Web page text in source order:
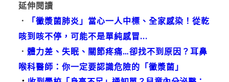
延伸閱讀
．
「黴漿菌肺炎」當心一人中標、全家感染！從乾
咳到咳不停，可能不是單純感冒...
． 體力差、失眠、關節疼痛…卻找不到原因？耳鼻
喉科醫師：你一定要認識危險的「黴漿菌」